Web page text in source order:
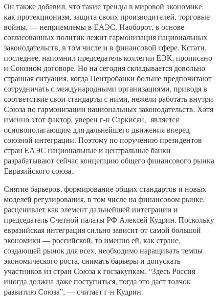
Он также добавил, что такие тренды в мировой экономике,
как протекционизм, защита своих производителей, торговые
войны, — неприемлемы в ЕАЭС. Наоборот, в основе
согласованных политик лежит гармонизация национальных
законодательств, в том числе и в финансовой сфере. Кстати,
последнее, напомнил председатель коллегии ЕЭК, прописано
и Союзном договоре. Но на сегодня складывается довольно
странная ситуация, когда Центробанки больше предпочитают
сотрудничать с международными организациями, приводя в
соответствие свои стандарты с ними, нежели работать внутри
Союза по гармонизации национальных законодательств. Хотя
именно этот фактор, уверен г-н Саркисян, является
основополагающим для дальнейшего движения вперед
союзной интеграции. Поэтому по поручению президентов
стран ЕАЭС национальные и центральные банки
разрабатывают сейчас концепцию общего финансового рынка
Евразийского союза.
Снятие барьеров, формирование общих стандартов и новых
моделей регулирования, в том числе на финансовом рынке,
расценивает как элемент дальнейшей интеграции и
председатель Счетной палаты РФ Алексей Кудрин. Поскольку
евразийская интеграция сильно зависит от самой большой
экономики — российской, то именно ей, как стране,
создающей рынок для всех, необходимо наращивать темпы
экономического роста, снимать барьеры и допускать
участников из стран Союза к госзакупкам. “Здесь Россия
иногда должна даже поступиться, тогда это даст толчок
развитию Союза”, — считает г-н Кудрин.